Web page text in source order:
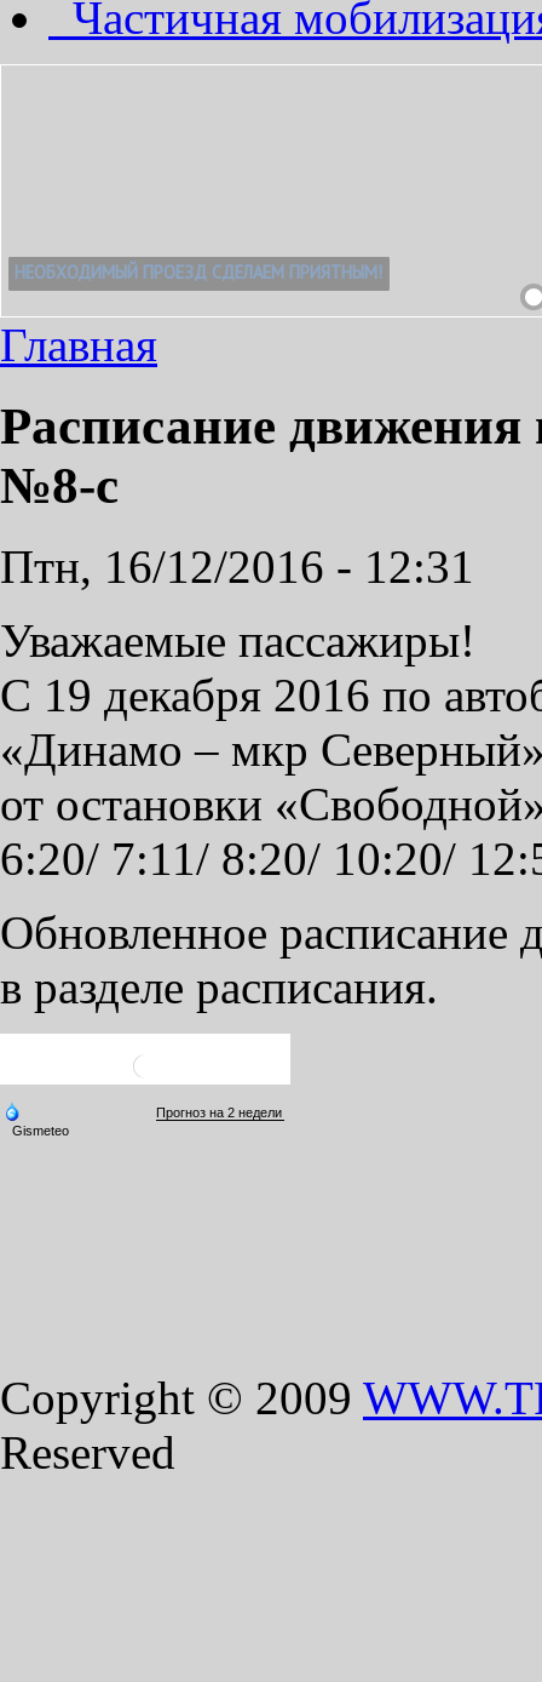
Частичная
Главная
Расписание
№8-с
Птн, 16/12/2016 - 12:31
Уважаемые пассажиры!
С 19 декабря 2016 по
«Динамо – мкр
от остановки
6:20/ 7:11/ 8:20/ 10:20/
Обновленное расписание
в разделе расписания.
Copyright © 2009
Reserved